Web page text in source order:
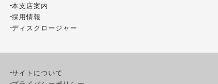
本支店案内
採用情報
ディスクロージャー
サイトについて